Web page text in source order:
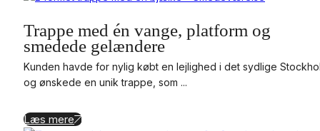
Trappe med én vange, platform og
smedede gelændere
Kunden havde for nylig købt en lejlighed i det sydlige
og ønskede en unik trappe, som ...
Læs mere